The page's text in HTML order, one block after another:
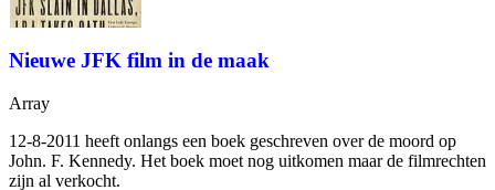
Nieuwe JFK film in de maak
Array
12-8-2011 heeft onlangs een boek geschreven over de moord op
John. F. Kennedy. Het boek moet nog uitkomen maar de filmrechten
zijn al verkocht.